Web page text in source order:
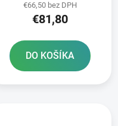
PISTON
€66,50 bez DPH
€81,80
DO KOŠÍKA